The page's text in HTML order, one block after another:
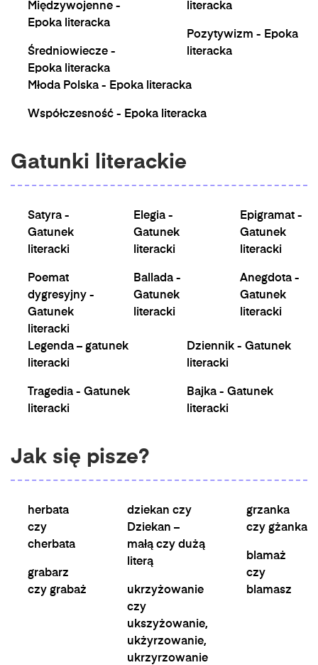
Międzywojenne -
Epoka literacka
Średniowiecze -
Epoka literacka
literacka
Pozytywizm - Epoka
literacka
Młoda Polska - Epoka literacka
Współczesność - Epoka literacka
Gatunki literackie
Satyra -
Gatunek
literacki
Poemat
dygresyjny -
Gatunek
literacki
Elegia -
Gatunek
literacki
Ballada -
Gatunek
literacki
Epigramat -
Gatunek
literacki
Anegdota -
Gatunek
literacki
Legenda – gatunek
literacki
Tragedia - Gatunek
literacki
Dziennik - Gatunek
literacki
Bajka - Gatunek
literacki
Jak się pisze?
herbata
czy
cherbata
grabarz
czy grabaż
dziekan czy
Dziekan –
małą czy dużą
literą
ukrzyżowanie
czy
ukszyżowanie,
ukżyrzowanie,
ukrzyrzowanie
grzanka
czy gżanka
blamaż
czy
blamasz